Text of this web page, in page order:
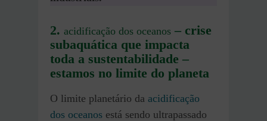
2. acidificação dos oceanos – crise
subaquática que impacta
toda a sustentabilidade –
estamos no limite do planeta
O limite planetário da acidificação
dos oceanos está sendo ultrapassado